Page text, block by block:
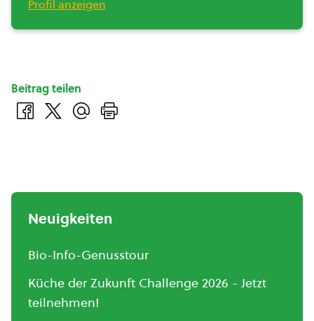
Profil anzeigen
Beitrag teilen
Neuigkeiten
Bio-Info-Genusstour
Küche der Zukunft Challenge 2026 - Jetzt
teilnehmen!